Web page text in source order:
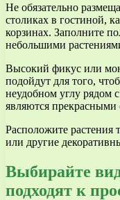
Не обязательно
столиках в гостиной,
корзинах. Заполните
небольшими
Высокий фикус или
подойдут для того,
неудобном углу рядом
являются прекрасными
Расположите растения
или другие
Выбирайте
подходят к